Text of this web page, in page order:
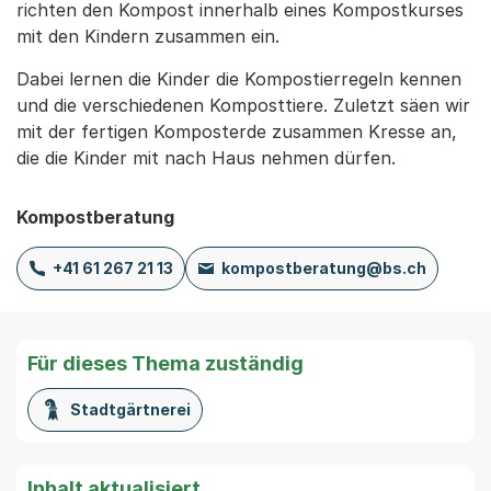
richten den Kompost innerhalb eines Kompostkurses
mit den Kindern zusammen ein.
Dabei lernen die Kinder die Kompostierregeln kennen
und die verschiedenen Komposttiere. Zuletzt säen wir
mit der fertigen Komposterde zusammen Kresse an,
die die Kinder mit nach Haus nehmen dürfen.
Kompostberatung
+41 61 267 21 13 kompostberatung@bs.ch
Für dieses Thema zuständig
Stadtgärtnerei